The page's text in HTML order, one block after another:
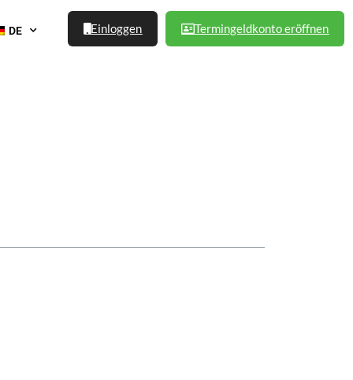
DE Einloggen Termingeldkonto eröffnen